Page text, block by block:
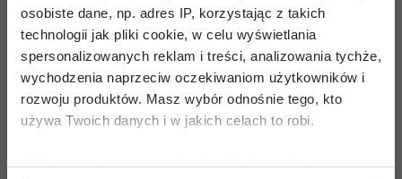
osobiste dane, np. adres IP, korzystając z takich
technologii jak pliki cookie, w celu wyświetlania
spersonalizowanych reklam i treści, analizowania tychże,
wychodzenia naprzeciw oczekiwaniom użytkowników i
rozwoju produktów. Masz wybór odnośnie tego, kto
używa Twoich danych i w jakich celach to robi.
Jeśli wyrazisz na to zgodę, chcielibyśmy również: